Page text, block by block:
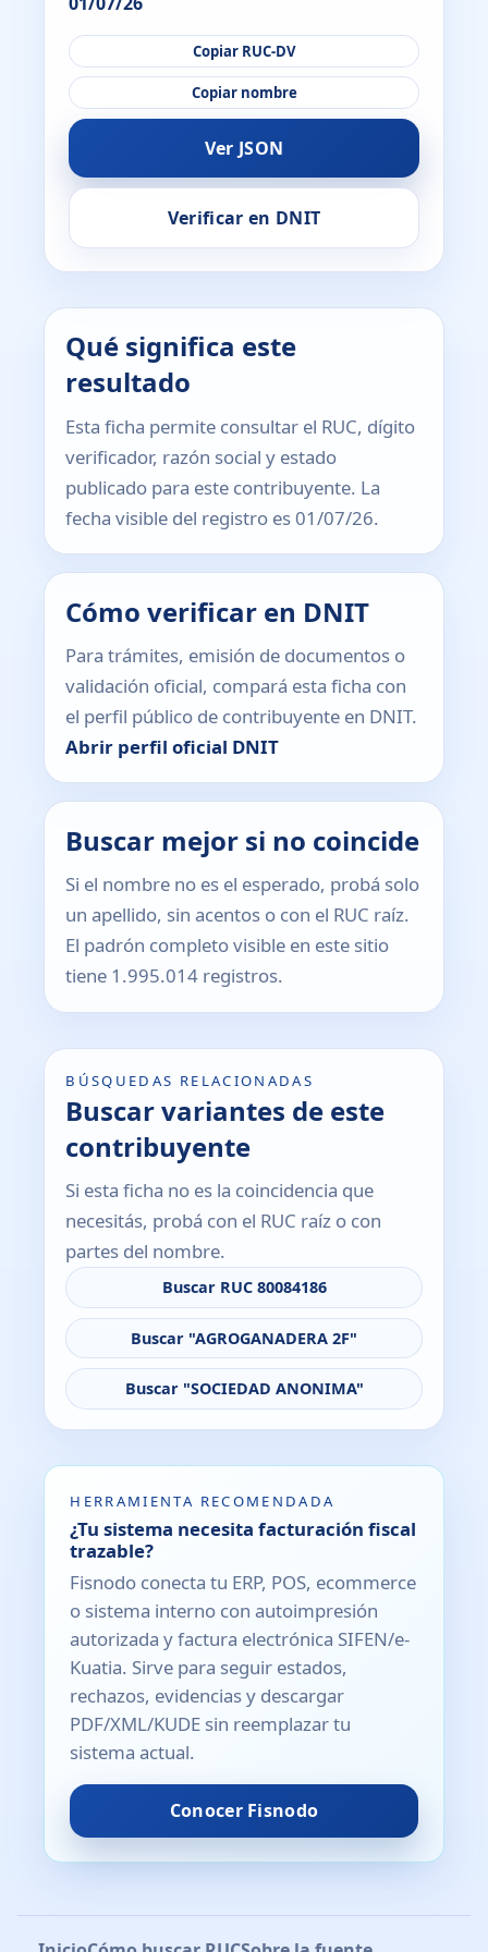
Copiar RUC-DV
Copiar nombre
Ver JSON
Verificar en DNIT
Qué significa este
resultado
Esta ficha permite consultar el RUC, dígito
verificador, razón social y estado
publicado para este contribuyente. La
fecha visible del registro es 01/07/26.
Cómo verificar en DNIT
Para trámites, emisión de documentos o
validación oficial, compará esta ficha con
el perfil público de contribuyente en DNIT.
Abrir perfil oficial DNIT
Buscar mejor si no coincide
Si el nombre no es el esperado, probá solo
un apellido, sin acentos o con el RUC raíz.
El padrón completo visible en este sitio
tiene 1.995.014 registros.
BÚSQUEDAS RELACIONADAS
Buscar variantes de este
contribuyente
Si esta ficha no es la coincidencia que
necesitás, probá con el RUC raíz o con
partes del nombre.
Buscar RUC 80084186
Buscar "AGROGANADERA 2F"
Buscar "SOCIEDAD ANONIMA"
HERRAMIENTA RECOMENDADA
¿Tu sistema necesita facturación fiscal
trazable?
Fisnodo conecta tu ERP, POS, ecommerce
o sistema interno con autoimpresión
autorizada y factura electrónica SIFEN/e-
Kuatia. Sirve para seguir estados,
rechazos, evidencias y descargar
PDF/XML/KUDE sin reemplazar tu
sistema actual.
Conocer Fisnodo